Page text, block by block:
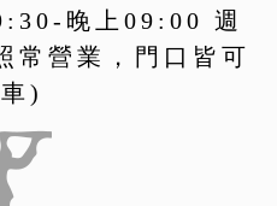
晚上09:00 週
常營業，門口皆可
)